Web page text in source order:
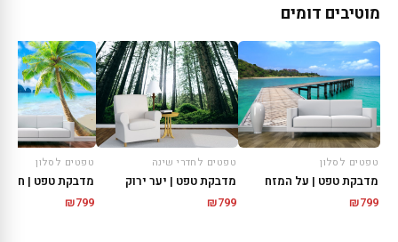
מוטיבים דומים
טפטים לסלון
מדבקת טפט | על המזח
₪799
טפטים לחדרי שינה
מדבקת טפט | יער ירוק
₪799
טפטים לסלון
מדבקת טפט | חוף
₪799